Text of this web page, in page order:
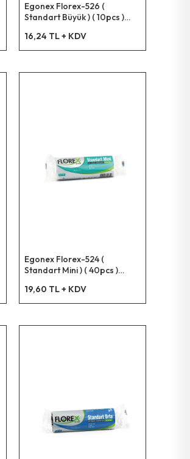
Egonex Florex-526 (
Standart Büyük ) ( 10pcs )
16,24 TL + KDV
Egonex Florex-524 (
Standart Mini ) ( 40pcs )
19,60 TL + KDV